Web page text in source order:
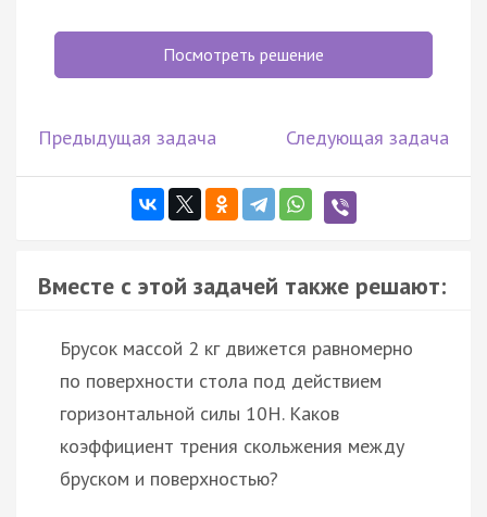
Посмотреть решение
Предыдущая задача Следующая задача
Вместе с этой задачей также решают:
Брусок массой 2 кг движется равномерно
по поверхности стола под действием
горизонтальной силы 10Н. Каков
коэффициент трения скольжения между
бруском и поверхностью?